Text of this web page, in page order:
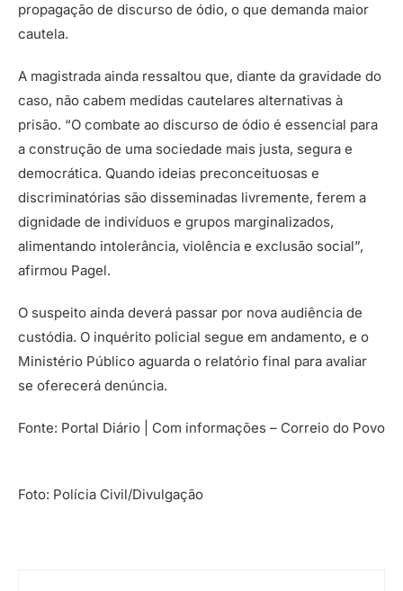
propagação de discurso de ódio, o que demanda maior
cautela.
A magistrada ainda ressaltou que, diante da gravidade do
caso, não cabem medidas cautelares alternativas à
prisão. “O combate ao discurso de ódio é essencial para
a construção de uma sociedade mais justa, segura e
democrática. Quando ideias preconceituosas e
discriminatórias são disseminadas livremente, ferem a
dignidade de indivíduos e grupos marginalizados,
alimentando intolerância, violência e exclusão social”,
afirmou Pagel.
O suspeito ainda deverá passar por nova audiência de
custódia. O inquérito policial segue em andamento, e o
Ministério Público aguarda o relatório final para avaliar
se oferecerá denúncia.
Fonte: Portal Diário | Com informações – Correio do Povo
Foto: Polícia Civil/Divulgação